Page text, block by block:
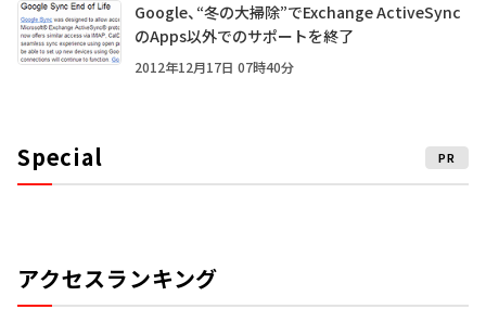
Google、“冬の大掃除”でExchange ActiveSync
のApps以外でのサポートを終了
2012年12月17日 07時40分
Special PR
アクセスランキング